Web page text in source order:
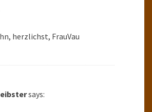
herzlichst, FrauVau
says: